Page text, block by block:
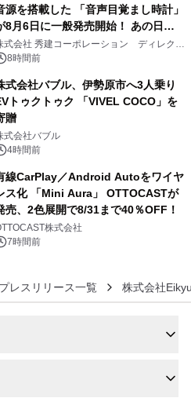
源を搭載した 「音声目覚まし時計」
8月6日に一般発売開始！ あの日の
興奮が今甦る
式会社 秀建コーポレーション ディレクト
ートギャラリー
8時間前
式会社バブル、伊勢原市へ3人乗り
トゥクトゥク 「VIVEL COCO」を
贈
式会社バブル
4時間前
線CarPlay／Android Autoをワイヤ
ス化 「Mini Aura」 OTTOCASTが
売、2色展開で8/31まで40％OFF！
株式会社
7時間前
レスリリース一覧 株式会社